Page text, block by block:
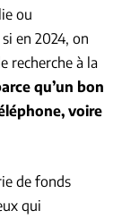
ou
en 2024, on
recherche à la
qu’un bon
voire
de fonds
qui